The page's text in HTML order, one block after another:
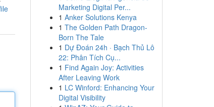
Marketing Digital Per...
1 Anker Solutions Kenya
1 The Golden Path Dragon-
Born The Tale
1 Dự Đoán 24h · Bạch Thủ Lô
22: Phân Tích Cụ...
1 Find Again Joy: Activities
After Leaving Work
1 LC Winford: Enhancing Your
Digital Visibility